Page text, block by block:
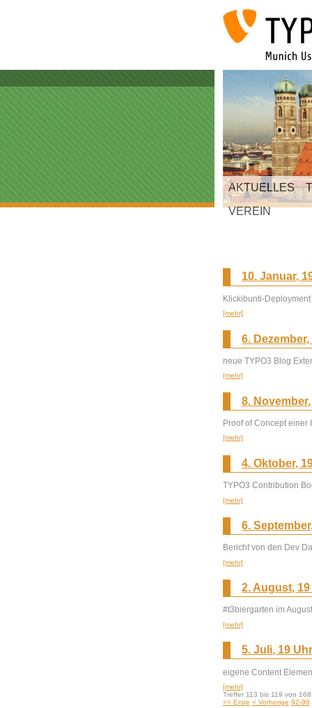
AKTUELLES
VEREIN
10. Januar,
Klickibunti-
[mehr]
6.
neue TYPO3 Blog
[mehr]
8.
Proof of Concept einer
[mehr]
4. Oktober,
TYPO3 Contribution
[mehr]
6.
Bericht von den Dev
[mehr]
2. August,
#t3biergarten im
[mehr]
5. Juli, 19
eigene Content
[mehr]
Treffer 113 bis 119 von 168
<< Erste < Vorherige 92-98